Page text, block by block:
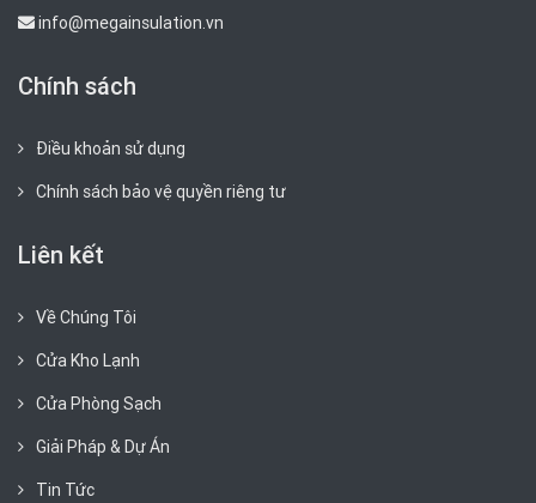
info@megainsulation.vn
Chính sách
Điều khoản sử dụng
Chính sách bảo vệ quyền riêng tư
Liên kết
Về Chúng Tôi
Cửa Kho Lạnh
Cửa Phòng Sạch
Giải Pháp & Dự Án
Tin Tức